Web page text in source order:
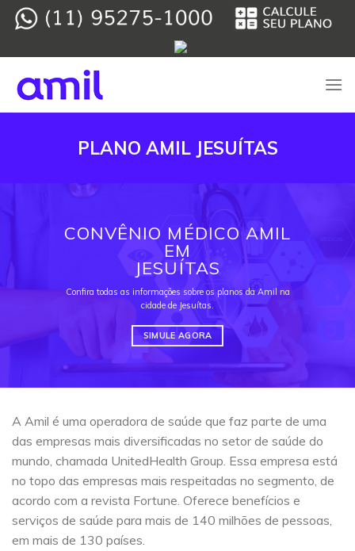
Skip
PLANO AMIL JESUÍTAS
CONVÊNIO MÉDICO AMIL
EM
JESUÍTAS
Confira todas as informações sobre os planos da Amil na
cidade de Jesuítas.
SIMULE AGORA
A Amil é uma operadora de saúde que faz parte de uma
das empresas mais diversificadas no setor de saúde do
mundo, chamada UnitedHealth Group. Essa empresa está
no topo das empresas mais respeitadas no segmento, de
acordo com a revista Fortune. Oferece benefícios e
serviços de saúde para mais de 140 milhões de pessoas,
em mais de 130 países.